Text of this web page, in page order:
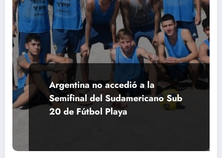
Argentina no accedió a la
Semifinal del Sudamericano Sub
20 de Fútbol Playa